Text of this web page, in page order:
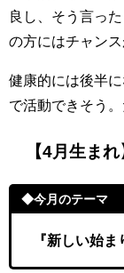
良し、そう言っ
の方にはチャン
健康的には後半
で活動できそう
【4月生ま
◆今月のテーマ
『新しい始ま